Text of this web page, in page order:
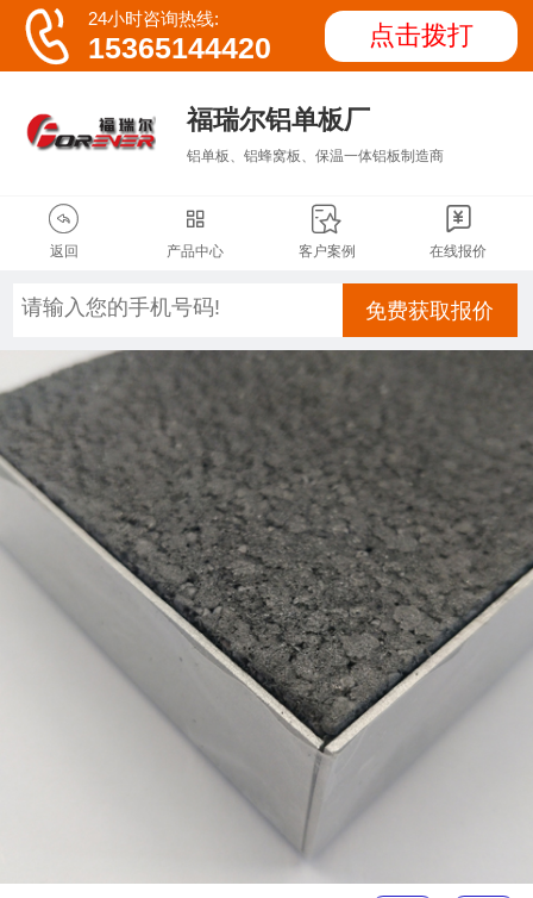
 24小时咨询热线:
15365144420 点击拨打
福瑞尔铝单板厂
铝单板、铝蜂窝板、保温一体铝板制造商

返回

产品中心

客户案例

在线报价
免费获取报价
